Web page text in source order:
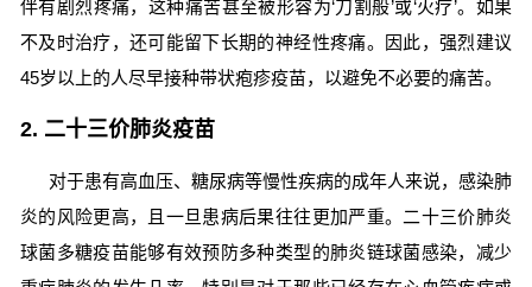
伴有剧烈疼痛，这种痛苦甚至被形容为‘刀割般’或‘火疗’。如果
不及时治疗，还可能留下长期的神经性疼痛。因此，强烈建议
45岁以上的人尽早接种带状疱疹疫苗，以避免不必要的痛苦。
2. 二十三价肺炎疫苗
对于患有高血压、糖尿病等慢性疾病的成年人来说，感染肺
炎的风险更高，且一旦患病后果往往更加严重。二十三价肺炎
球菌多糖疫苗能够有效预防多种类型的肺炎链球菌感染，减少